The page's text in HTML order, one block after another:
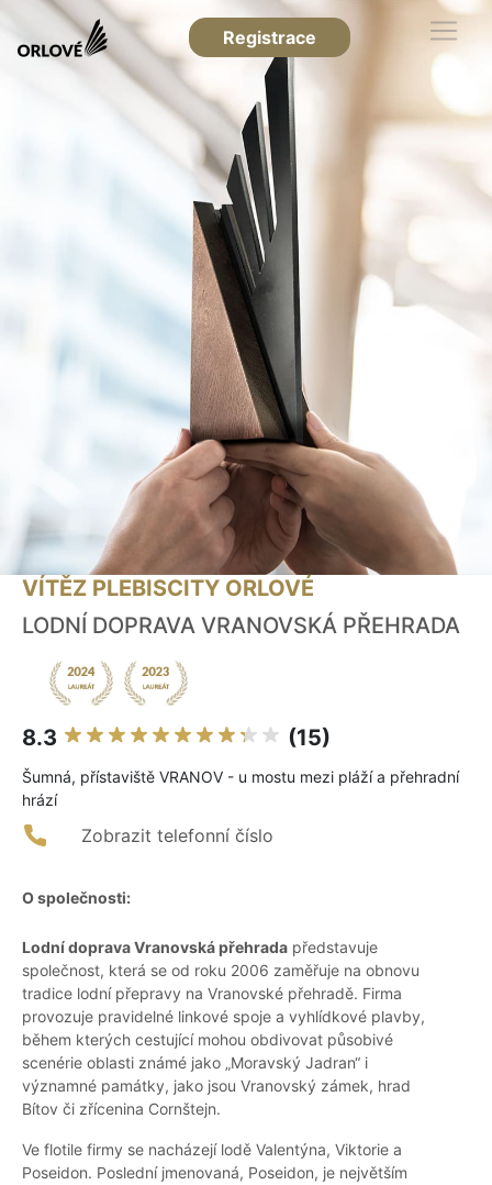
Registrace
VÍTĚZ PLEBISCITY ORLOVÉ
LODNÍ DOPRAVA VRANOVSKÁ PŘEHRADA
8.3 (15)
Šumná, přístaviště VRANOV - u mostu mezi pláží a přehradní
hrází
Zobrazit telefonní číslo
O společnosti:
Lodní doprava Vranovská přehrada představuje
společnost, která se od roku 2006 zaměřuje na obnovu
tradice lodní přepravy na Vranovské přehradě. Firma
provozuje pravidelné linkové spoje a vyhlídkové plavby,
během kterých cestující mohou obdivovat působivé
scenérie oblasti známé jako „Moravský Jadran“ i
významné památky, jako jsou Vranovský zámek, hrad
Bítov či zřícenina Cornštejn.
Ve flotile firmy se nacházejí lodě Valentýna, Viktorie a
Poseidon. Poslední jmenovaná, Poseidon, je největším